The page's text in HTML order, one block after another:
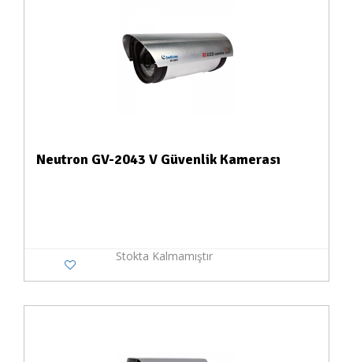
Neutron GV-2043 V Güvenlik Kamerası
Stokta Kalmamıştır